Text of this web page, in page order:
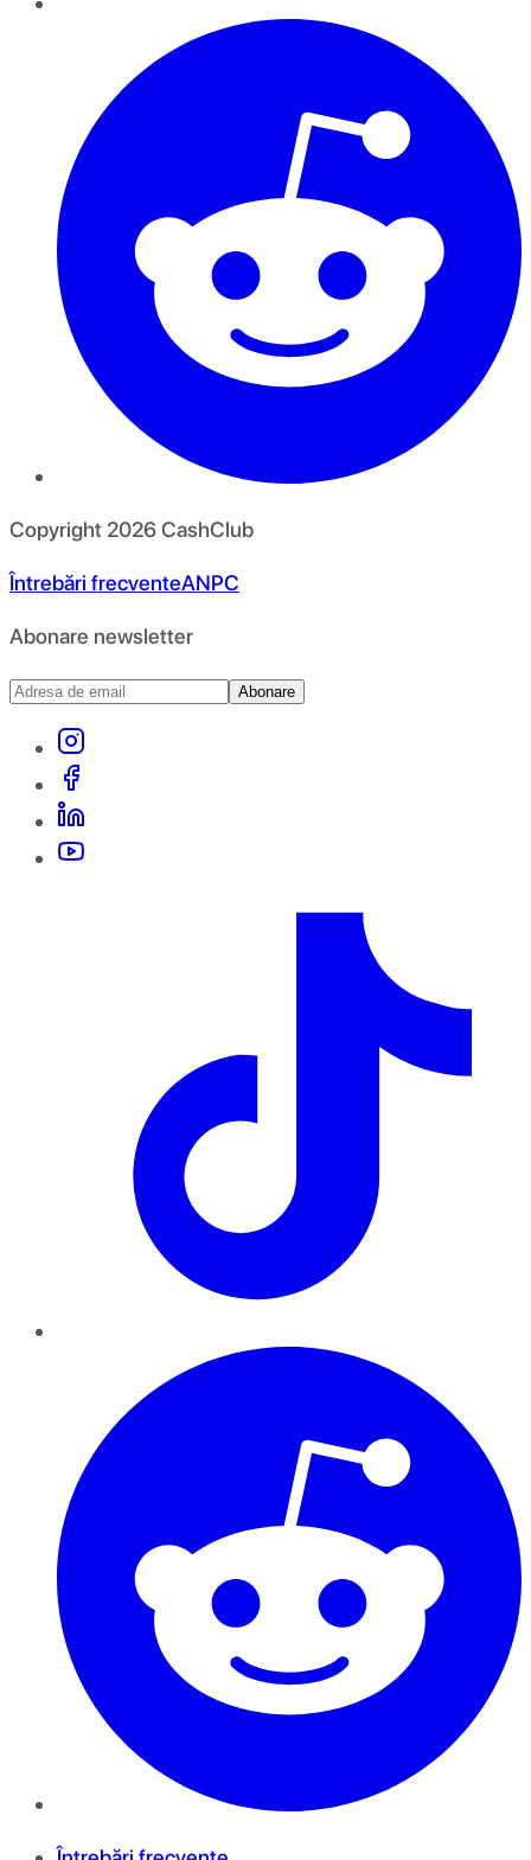
Copyright 2026CashClub
Întrebări frecventeANPC
Abonare newsletter
Abonare